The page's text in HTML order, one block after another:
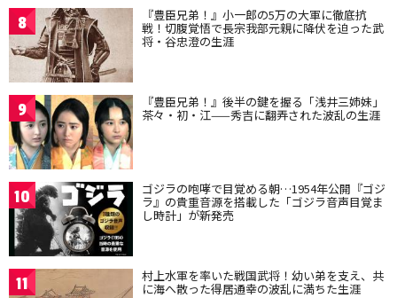
8 『豊臣兄弟！』小一郎の5万の大軍に徹底抗
戦！切腹覚悟で長宗我部元親に降伏を迫った武
将・谷忠澄の生涯
9 『豊臣兄弟！』後半の鍵を握る「浅井三姉妹」
茶々・初・江——秀吉に翻弄された波乱の生涯
10 ゴジラの咆哮で目覚める朝…1954年公開『ゴジ
ラ』の貴重音源を搭載した「ゴジラ音声目覚ま
し時計」が新発売
11 村上水軍を率いた戦国武将！幼い弟を支え、共
に海へ散った得居通幸の波乱に満ちた生涯